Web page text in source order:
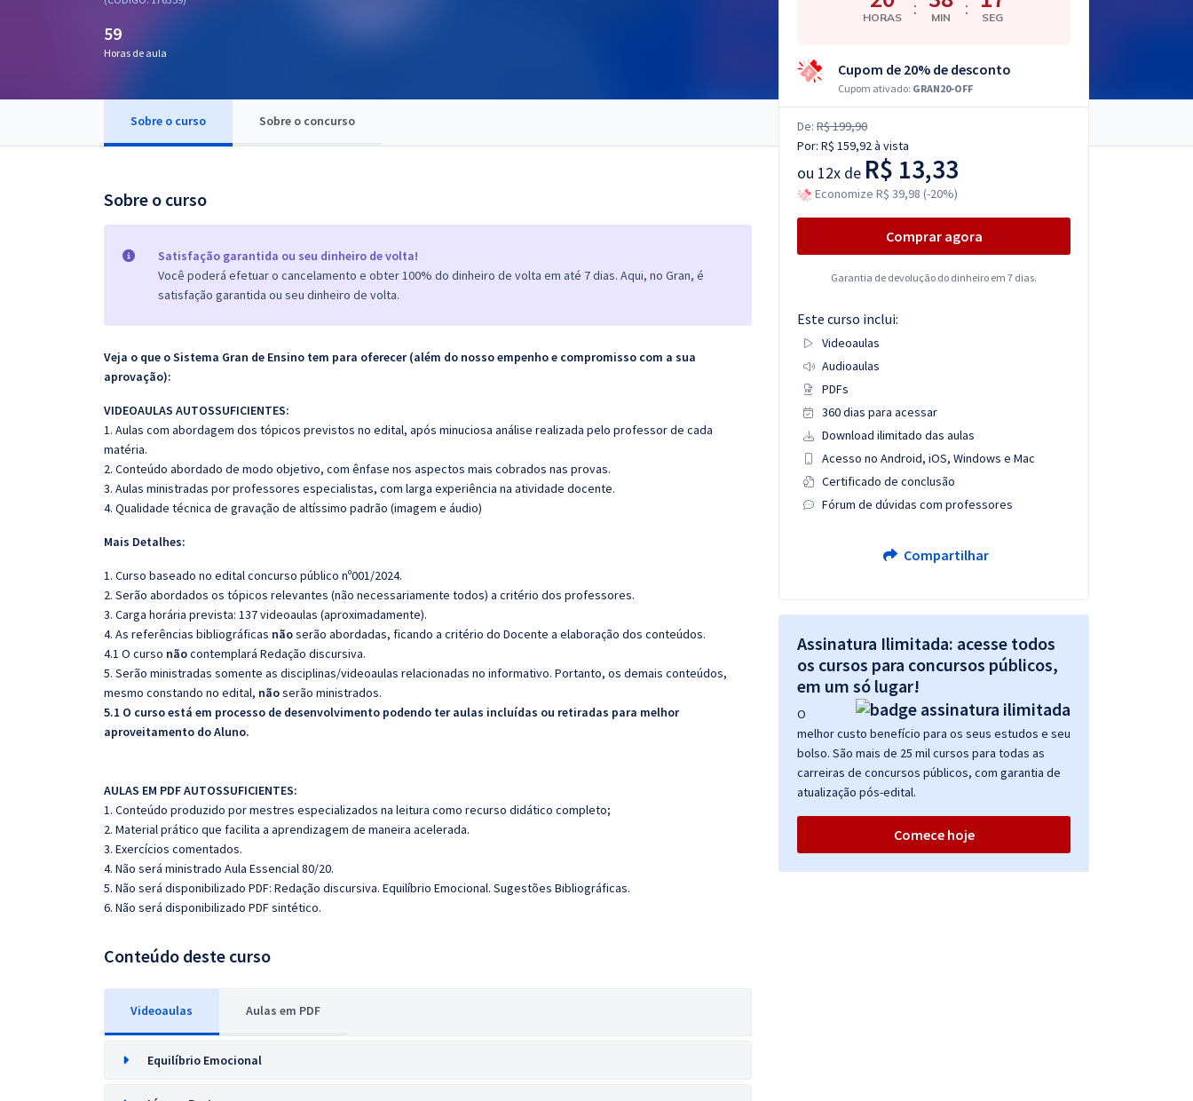
OAB
59
Horas de aula
Sobre o curso Sobre o concurso
Sobre o curso
Satisfação garantida ou seu dinheiro de volta!
Você poderá efetuar o cancelamento e obter 100% do dinheiro de volta em até 7 dias. Aqui, no Gran, é
satisfação garantida ou seu dinheiro de volta.
Veja o que o Sistema Gran de Ensino tem para oferecer (além do nosso empenho e compromisso com a sua
aprovação):
VIDEOAULAS AUTOSSUFICIENTES:
1. Aulas com abordagem dos tópicos previstos no edital, após minuciosa análise realizada pelo professor de cada
matéria.
2. Conteúdo abordado de modo objetivo, com ênfase nos aspectos mais cobrados nas provas.
3. Aulas ministradas por professores especialistas, com larga experiência na atividade docente.
4. Qualidade técnica de gravação de altíssimo padrão (imagem e áudio)
Mais Detalhes:
1. Curso baseado no edital concurso público nº001/2024.
2. Serão abordados os tópicos relevantes (não necessariamente todos) a critério dos professores.
3. Carga horária prevista: 137 videoaulas (aproximadamente).
4. As referências bibliográficas nãoserão abordadas, ficando a critério do Docente a elaboração dos conteúdos.
4.1 O curso nãocontemplará Redação discursiva.
5. Serão ministradas somente as disciplinas/videoaulas relacionadas no informativo. Portanto, os demais conteúdos,
mesmo constando no edital, nãoserão ministrados.
5.1 O curso está em processo de desenvolvimento podendo ter aulas incluídas ou retiradas para melhor
aproveitamento do Aluno.
AULAS EM PDF AUTOSSUFICIENTES:
1. Conteúdo produzido por mestres especializados na leitura como recurso didático completo;
2. Material prático que facilita a aprendizagem de maneira acelerada.
3. Exercícios comentados.
4. Não será ministrado Aula Essencial 80/20.
5. Não será disponibilizado PDF: Redação discursiva. Equilíbrio Emocional. Sugestões Bibliográficas.
6. Não será disponibilizado PDF sintético.
Conteúdo deste curso
Videoaulas Aulas em PDF
Equilíbrio Emocional
HORAS : MIN : SEG
Cupom de 20% de desconto
Cupom ativado: GRAN20-OFF
De: R$ 199,90
Por: R$ 159,92à vista
ou 12x de R$ 13,33
Economize R$ 39,98 (-20%)
Comprar agora
Garantia de devolução do dinheiro em 7 dias.
Este curso inclui:
Videoaulas
Audioaulas
PDFs
360 dias para acessar
Download ilimitado das aulas
Acesso no Android, iOS, Windows e Mac
Certificado de conclusão
Fórum de dúvidas com professores
Compartilhar
Assinatura Ilimitada: acesse todos
os cursos para concursos públicos,
em um só lugar!
O
melhor custo benefício para os seus estudos e seu
bolso. São mais de 25 mil cursos para todas as
carreiras de concursos públicos, com garantia de
atualização pós-edital.
Comece hoje